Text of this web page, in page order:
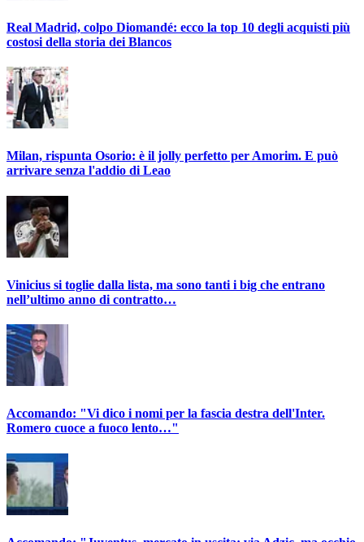
Real Madrid, colpo Diomandé: ecco la top 10 degli acquisti più
costosi della storia dei Blancos
Milan, rispunta Osorio: è il jolly perfetto per Amorim. E può
arrivare senza l'addio di Leao
Vinicius si toglie dalla lista, ma sono tanti i big che entrano
nell’ultimo anno di contratto…
Accomando: "Vi dico i nomi per la fascia destra dell'Inter.
Romero cuoce a fuoco lento…"